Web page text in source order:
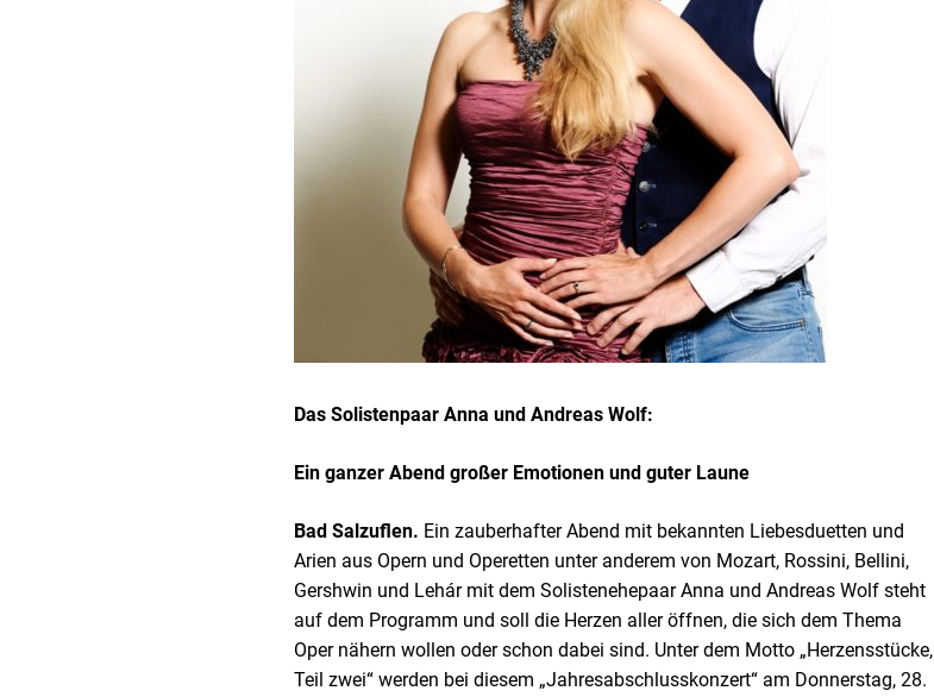
Das Solistenpaar Anna und Andreas Wolf:
Ein ganzer Abend großer Emotionen und guter Laune
Bad Salzuflen. Ein zauberhafter Abend mit bekannten Liebesduetten und
Arien aus Opern und Operetten unter anderem von Mozart, Rossini, Bellini,
Gershwin und Lehár mit dem Solistenehepaar Anna und Andreas Wolf steht
auf dem Programm und soll die Herzen aller öffnen, die sich dem Thema
Oper nähern wollen oder schon dabei sind. Unter dem Motto „Herzensstücke,
Teil zwei“ werden bei diesem „Jahresabschlusskonzert“ am Donnerstag, 28.